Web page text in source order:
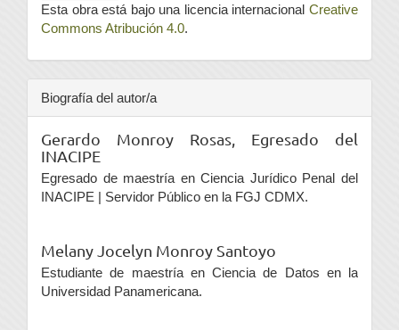
Esta obra está bajo una licencia internacional Creative
Commons Atribución 4.0.
Biografía del autor/a
Gerardo Monroy Rosas, Egresado del
INACIPE
Egresado de maestría en Ciencia Jurídico Penal del
INACIPE | Servidor Público en la FGJ CDMX.
Melany Jocelyn Monroy Santoyo
Estudiante de maestría en Ciencia de Datos en la
Universidad Panamericana.